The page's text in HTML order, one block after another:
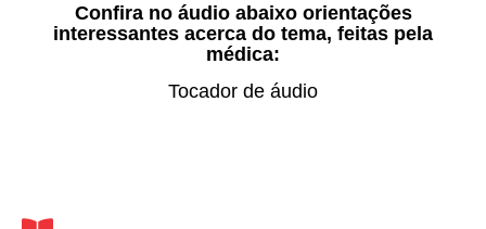
Confira no áudio abaixo orientações
interessantes acerca do tema, feitas pela
médica:
Tocador de áudio